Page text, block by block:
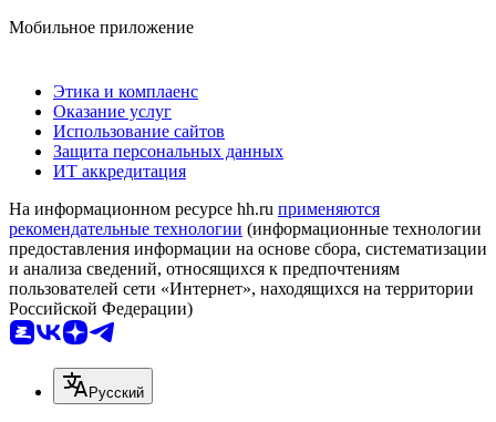
Мобильное приложение
Этика и комплаенс
Оказание услуг
Использование сайтов
Защита персональных данных
ИТ аккредитация
На информационном ресурсе hh.ru применяются
рекомендательные технологии (информационные технологии
предоставления информации на основе сбора, систематизации
и анализа сведений, относящихся к предпочтениям
пользователей сети «Интернет», находящихся на территории
Российской Федерации)
Русский